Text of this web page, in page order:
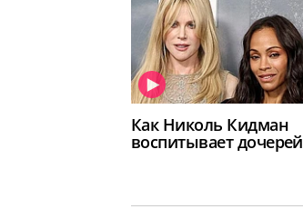
Как Николь Кидман
воспитывает дочерей